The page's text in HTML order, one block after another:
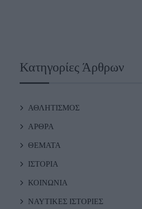
Κατηγορίες Άρθρων
ΑΘΛΗΤΙΣΜΟΣ
ΑΡΘΡΑ
ΘΕΜΑΤΑ
ΙΣΤΟΡΙΑ
ΚΟΙΝΩΝΙΑ
ΝΑΥΤΙΚΕΣ ΙΣΤΟΡΙΕΣ